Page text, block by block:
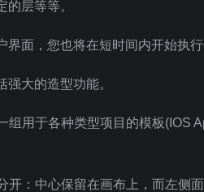
层等等。
面，您也将在短时间内开始执行
大的造型功能。
组用于各种类型项目的模板(IOS
开：中心保留在画布上，而左侧